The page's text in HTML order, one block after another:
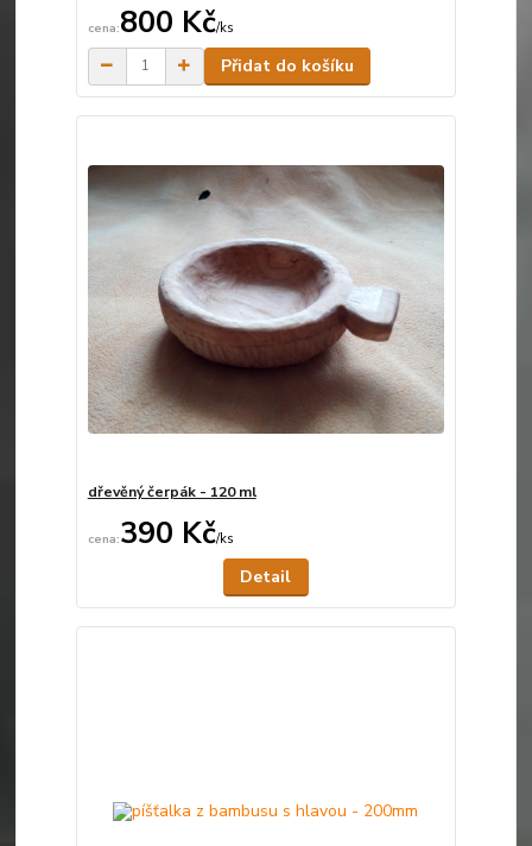
800 Kč/ks
Přidat do košíku
dřevěný čerpák - 120 ml
390 Kč/ks
Detail